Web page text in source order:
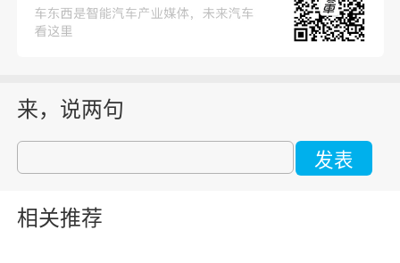
来，说两句
发表
相关推荐